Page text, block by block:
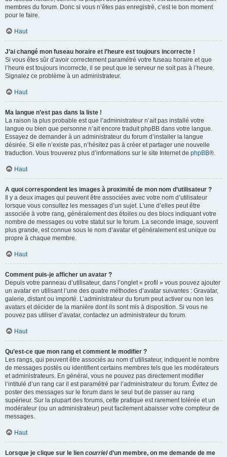
membres du forum. Donc si vous n’êtes pas enregistré, c’est le bon moment
pour le faire.
Haut
J’ai changé mon fuseau horaire et l’heure est toujours incorrecte !
Si vous êtes sûr d’avoir correctement paramétré votre fuseau horaire et que
l’heure est toujours incorrecte, il se peut que le serveur ne soit pas à l’heure.
Signalez ce problème à un administrateur.
Haut
Ma langue n’est pas dans la liste !
La raison la plus probable est que l’administrateur n’ait pas installé votre
langue ou bien que personne n’ait encore traduit phpBB dans votre langue.
Essayez de demander à un administrateur du forum d’installer la langue
désirée. Si elle n’existe pas, n’hésitez pas à créer et partager une nouvelle
traduction. Vous trouverez plus d’informations sur le site Internet de phpBB®.
Haut
A quoi correspondent les images à proximité de mon nom d’utilisateur ?
Il y a deux images qui peuvent être associées avec votre nom d’utilisateur
lorsque vous consultez les messages d’un sujet. L’une d’elles peut être
associée à votre rang, généralement des étoiles ou des blocs indiquant votre
nombre de messages ou votre statut sur le forum. La seconde image, souvent
plus grande, est connue sous le nom d’avatar et généralement est unique ou
propre à chaque membre.
Haut
Comment puis-je afficher un avatar ?
Depuis votre panneau d’utilisateur, dans l’onglet « profil » vous pouvez ajouter
un avatar en utilisant l’une des quatre méthodes d’avatar suivantes : Gravatar,
galerie, distant ou importé. L’administrateur du forum peut activer ou non les
avatars et décider de la manière dont ils sont mis à disposition. Si vous ne
pouvez pas utiliser d’avatar, contactez un administrateur du forum.
Haut
Qu’est-ce que mon rang et comment le modifier ?
Les rangs, qui peuvent être associés au nom d’utilisateur, indiquent le nombre
de messages postés ou identifient certains membres tels que les modérateurs
et administrateurs. En général, vous ne pouvez pas directement modifier
l’intitulé d’un rang car il est paramétré par l’administrateur du forum. Évitez de
poster des messages sur le forum dans le seul but de passer au rang
supérieur. Sur la plupart des forums, cette pratique est rarement tolérée et un
modérateur (ou un administrateur) peut facilement abaisser votre compteur de
messages.
Haut
Lorsque je clique sur le lien courrield’un membre, on me demande de me